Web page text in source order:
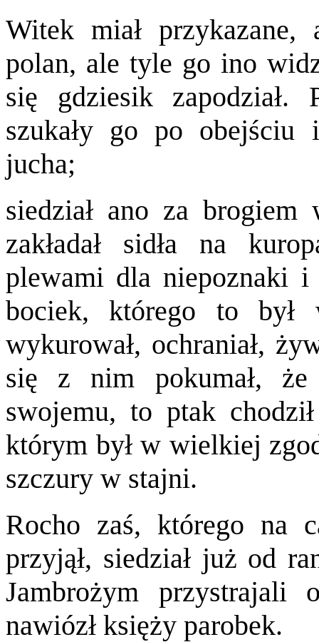
Witek miał przykazane,
polan, ale tyle go ino
się gdziesik zapodział.
szukały go po obejściu
jucha;
siedział ano za
zakładał sidła na
plewami dla niepoznaki
bociek, którego to był
wykurował, ochraniał,
się z nim pokumał,
swojemu, to ptak
którym był w wielkiej
szczury w stajni.
Rocho zaś, którego na
przyjął, siedział już od
Jambrożym przystrajali
nawiózł księży parobek.